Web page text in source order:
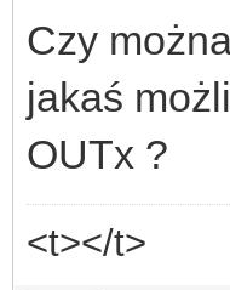
Czy
jakaś
OUTx ?
<t></t>